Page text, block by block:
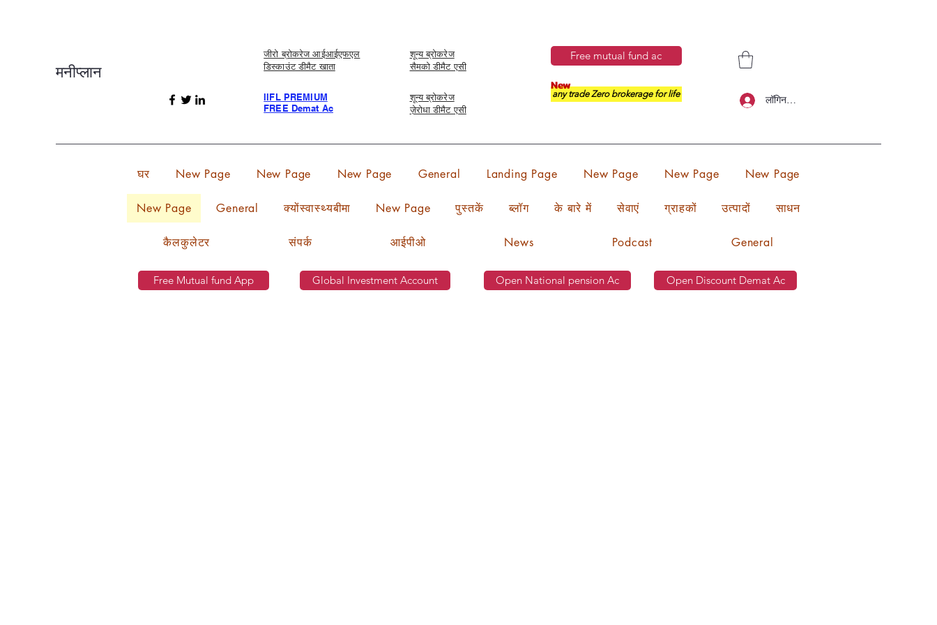
मनीप्लान
जीरो ब्रोकरेज आईआईएफएल
डिस्काउंट डीमैट खाता
IIFL PREMIUM
FREE Demat Ac
शून्य ब्रोकरेज
सैमको डीमैट एसी
शून्य ब्रोकरेज
ज़ेरोधा डीमैट एसी
Free mutual fund ac
any trade Zero brokerage for life
New
लॉगिन करें
घर New Page New Page New Page General Landing Page New Page New Page New Page
New Page General क्योंस्वास्थ्यबीमा New Page पुस्तकें ब्लॉग के बारे में सेवाएं ग्राहकों उत्पादों साधन
कैलकुलेटर संपर्क आईपीओ News Podcast General
Free Mutual fund App Global Investment Account Open National pension Ac Open Discount Demat Ac